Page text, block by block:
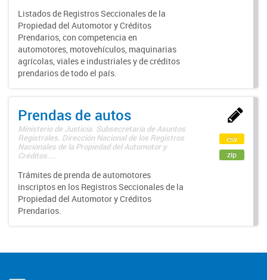
Listados de Registros Seccionales de la
Propiedad del Automotor y Créditos
Prendarios, con competencia en
automotores, motovehículos, maquinarias
agrícolas, viales e industriales y de créditos
prendarios de todo el país.
Prendas de autos
Ministerio de Justicia. Subsecretaría de Asuntos
Registrales. Dirección Nacional de los Registros
Nacionales de la Propiedad del Automotor y
Créditos ...
Trámites de prenda de automotores
inscriptos en los Registros Seccionales de la
Propiedad del Automotor y Créditos
Prendarios.
csv
zip